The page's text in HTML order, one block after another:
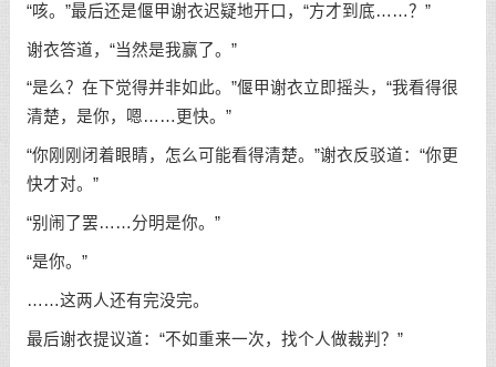
“咳。”最后还是偃甲谢衣迟疑地开口，“方才到底……？”
谢衣答道，“当然是我赢了。”
“是么？在下觉得并非如此。”偃甲谢衣立即摇头，“我看得很
清楚，是你，嗯……更快。”
“你刚刚闭着眼睛，怎么可能看得清楚。”谢衣反驳道：“你更
快才对。”
“别闹了罢……分明是你。”
“是你。”
……这两人还有完没完。
最后谢衣提议道：“不如重来一次，找个人做裁判？”